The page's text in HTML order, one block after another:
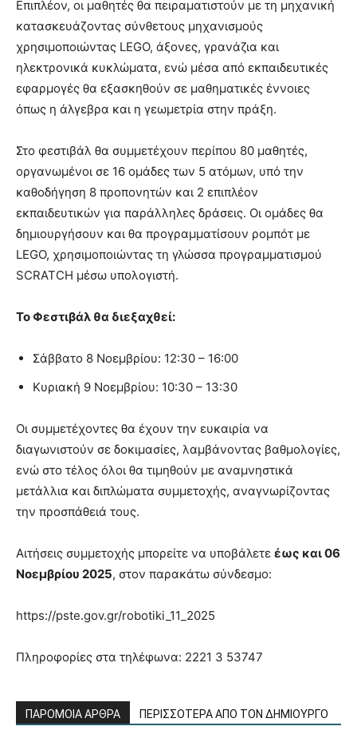
Επιπλέον, οι μαθητές θα πειραματιστούν με τη μηχανική
κατασκευάζοντας σύνθετους μηχανισμούς
χρησιμοποιώντας LEGO, άξονες, γρανάζια και
ηλεκτρονικά κυκλώματα, ενώ μέσα από εκπαιδευτικές
εφαρμογές θα εξασκηθούν σε μαθηματικές έννοιες
όπως η άλγεβρα και η γεωμετρία στην πράξη.
Στο φεστιβάλ θα συμμετέχουν περίπου 80 μαθητές,
οργανωμένοι σε 16 ομάδες των 5 ατόμων, υπό την
καθοδήγηση 8 προπονητών και 2 επιπλέον
εκπαιδευτικών για παράλληλες δράσεις. Οι ομάδες θα
δημιουργήσουν και θα προγραμματίσουν ρομπότ με
LEGO, χρησιμοποιώντας τη γλώσσα προγραμματισμού
SCRATCH μέσω υπολογιστή.
Το Φεστιβάλ θα διεξαχθεί:
Σάββατο 8 Νοεμβρίου: 12:30 – 16:00
Κυριακή 9 Νοεμβρίου: 10:30 – 13:30
Οι συμμετέχοντες θα έχουν την ευκαιρία να
διαγωνιστούν σε δοκιμασίες, λαμβάνοντας βαθμολογίες,
ενώ στο τέλος όλοι θα τιμηθούν με αναμνηστικά
μετάλλια και διπλώματα συμμετοχής, αναγνωρίζοντας
την προσπάθειά τους.
Αιτήσεις συμμετοχής μπορείτε να υποβάλετε έως και 06
Νοεμβρίου 2025, στον παρακάτω σύνδεσμο:
https://pste.gov.gr/robotiki_11_2025
Πληροφορίες στα τηλέφωνα: 2221 3 53747
ΠΑΡΟΜΟΙΑ ΑΡΘΡΑ ΠΕΡΙΣΣΟΤΕΡΑ ΑΠΟ ΤΟΝ ΔΗΜΙΟΥΡΓΟ